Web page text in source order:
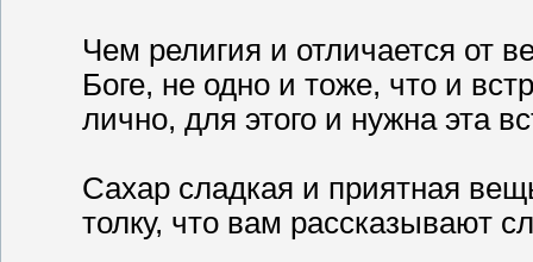
Чем религия и отличается от
Боге, не одно и тоже, что и
лично, для этого и нужна эта
Сахар сладкая и приятная
толку, что вам рассказывают